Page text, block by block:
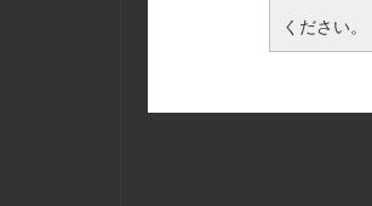
ください。